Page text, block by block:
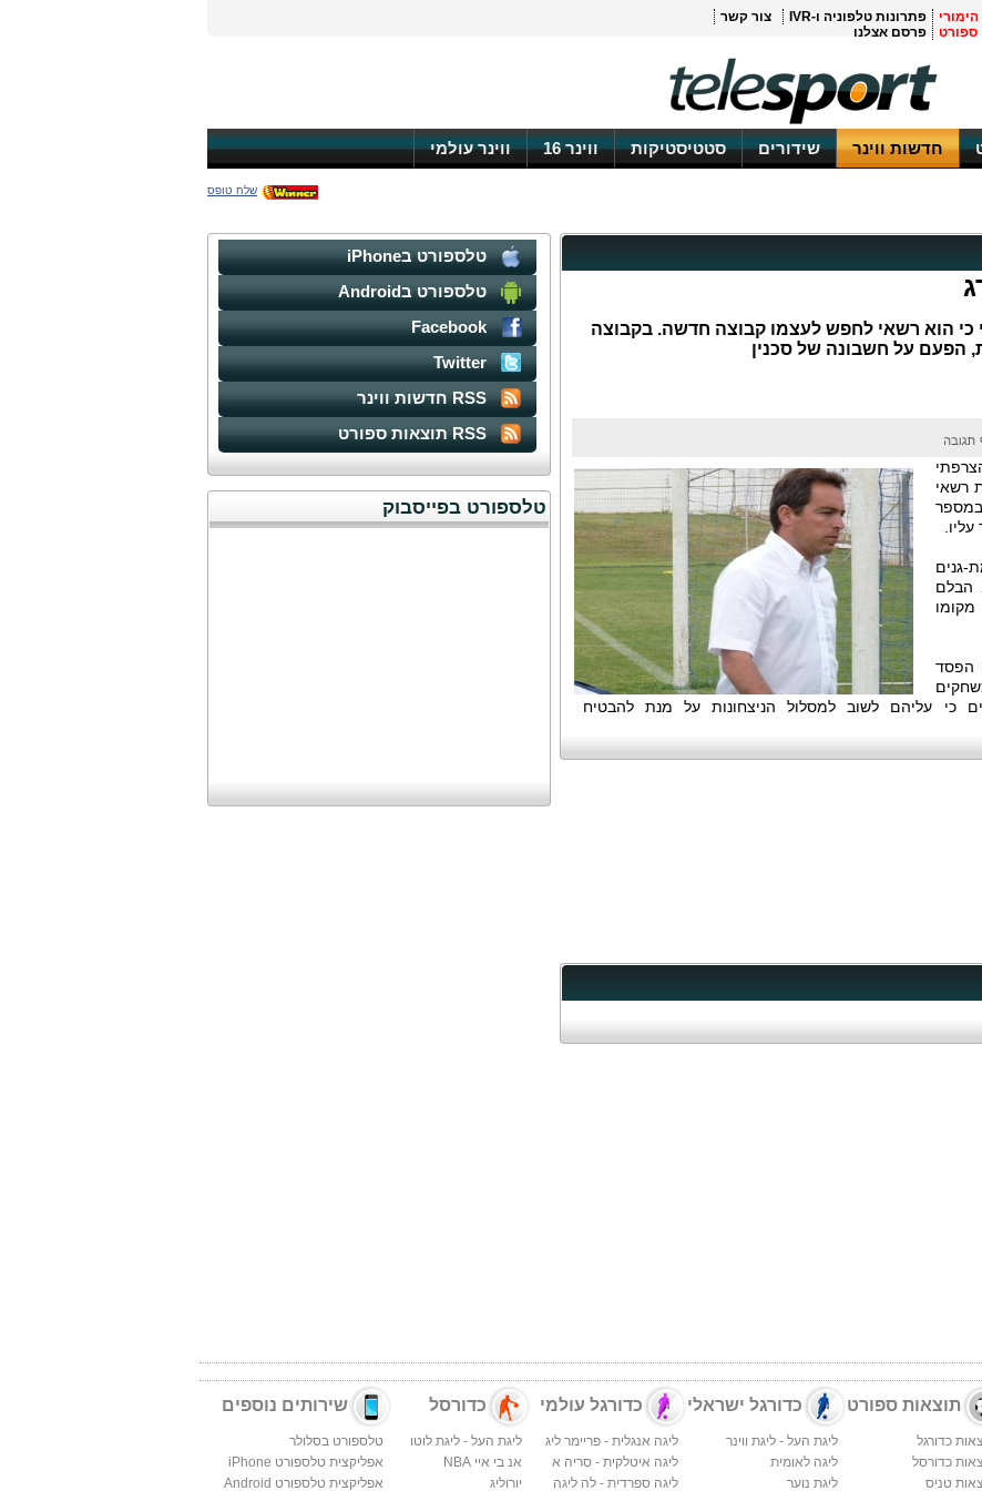
הימורי
ספורט
פתרונות טלפוניה ו-IVR
צור קשר
פרסם אצלנו
חדשות ווינר שידורים סטטיסטיקות ווינר 16 ווינר עולמי
שלח טופס
כי הוא רשאי לחפש לעצמו קבוצה חדשה. בקבוצה
הפעם על חשבונה של סכנין
רשאי
גנים
הבלם
מקומו
הפסד
כי עליהם לשוב למסלול הניצחונות על מנת להבטיח
טלספורט בiPhone
טלספורט בAndroid
Facebook
Twitter
RSS חדשות ווינר
RSS תוצאות ספורט
טלספורט בפייסבוק
תוצאות ספורט
כדורגל
כדורסל
טניס
כדורגל ישראלי
ליגת העל - ליגת ווינר
ליגה לאומית
ליגת נוער
כדורגל עולמי
ליגה אנגלית - פריימר ליג
ליגה איטלקית - סריה א
ליגה ספרדית - לה ליגה
כדורסל
ליגת העל - ליגת לוטו
אנ בי איי NBA
יורוליג
שירותים נוספים
טלספורט בסלולר
אפליקצית טלספורט iPhone
אפליקצית טלספורט Android